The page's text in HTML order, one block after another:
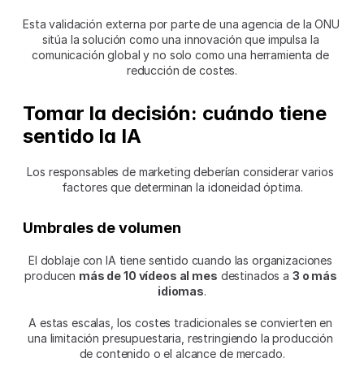
Esta validación externa por parte de una agencia de la ONU
sitúa la solución como una innovación que impulsa la
comunicación global y no solo como una herramienta de
reducción de costes.
Tomar la decisión: cuándo tiene
sentido la IA
Los responsables de marketing deberían considerar varios
factores que determinan la idoneidad óptima.
Umbrales de volumen
El doblaje con IA tiene sentido cuando las organizaciones
producen más de 10 vídeos al mes destinados a 3 o más
idiomas.
A estas escalas, los costes tradicionales se convierten en
una limitación presupuestaria, restringiendo la producción
de contenido o el alcance de mercado.